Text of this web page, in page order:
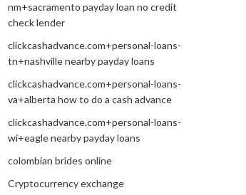
nm+sacramento payday loan no credit
check lender
clickcashadvance.com+personal-loans-
tn+nashville nearby payday loans
clickcashadvance.com+personal-loans-
va+alberta how to do a cash advance
clickcashadvance.com+personal-loans-
wi+eagle nearby payday loans
colombian brides online
Cryptocurrency exchange